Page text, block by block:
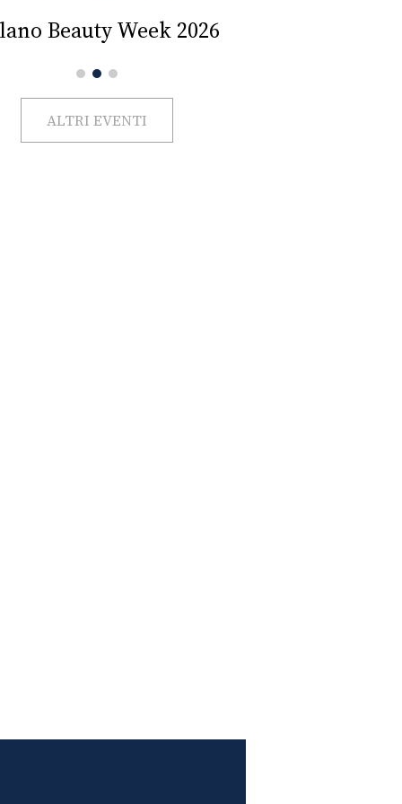
Beauty Week 2026
ALTRI EVENTI